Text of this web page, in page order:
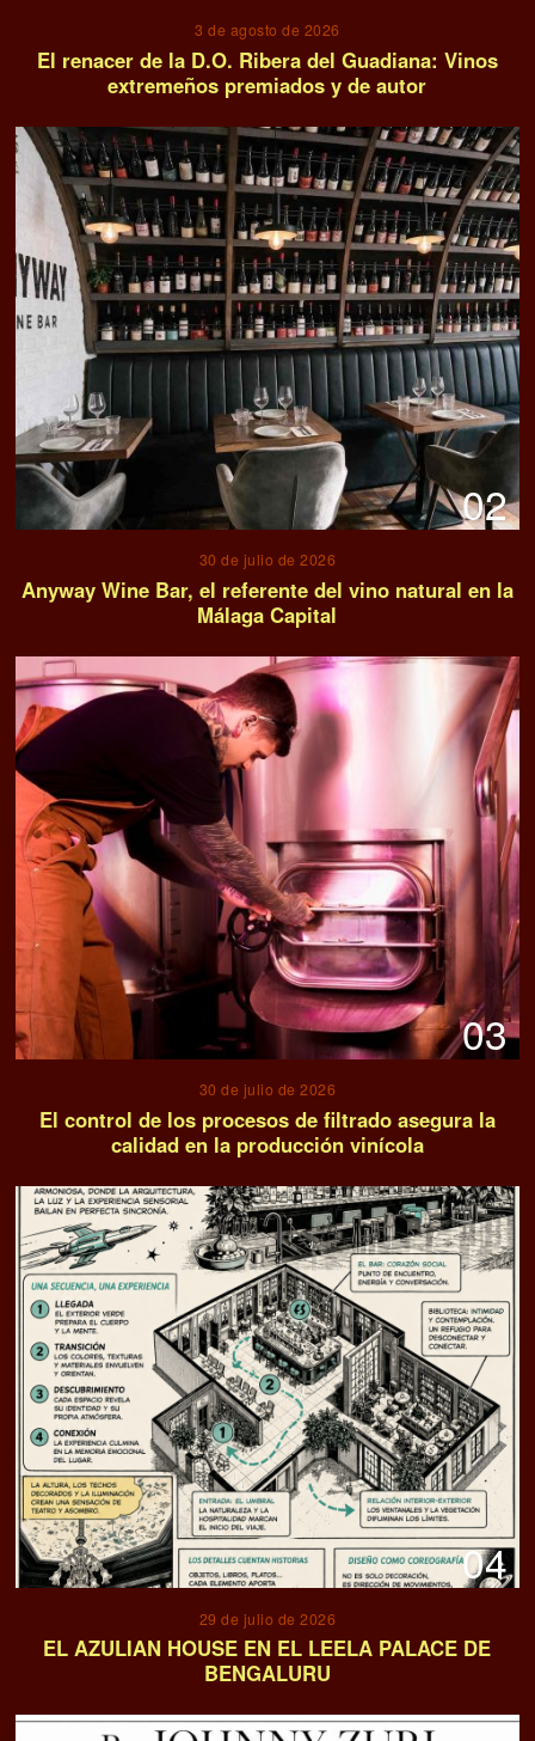
3 de agosto de 2026
El renacer de la D.O. Ribera del Guadiana: Vinos
extremeños premiados y de autor
02
30 de julio de 2026
Anyway Wine Bar, el referente del vino natural en la
Málaga Capital
03
30 de julio de 2026
El control de los procesos de filtrado asegura la
calidad en la producción vinícola
04
29 de julio de 2026
EL AZULIAN HOUSE EN EL LEELA PALACE DE
BENGALURU